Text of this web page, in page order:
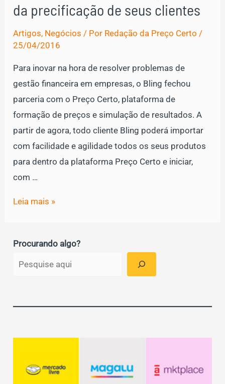
da precificação de seus clientes
Artigos, Negócios / Por Redação da Preço Certo /
25/04/2016
Para inovar na hora de resolver problemas de
gestão financeira em empresas, o Bling fechou
parceria com o Preço Certo, plataforma de
formação de preços e simulação de resultados. A
partir de agora, todo cliente Bling poderá importar
com facilidade e agilidade todos os seus produtos
para dentro da plataforma Preço Certo e iniciar,
com …
Preço
Bling
firmam
resolver
precificação
Leia mais »
Procurando algo?